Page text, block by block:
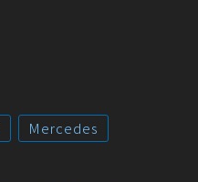
Mercedes